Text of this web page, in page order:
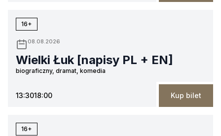
16+
08.08.2026
Wielki Łuk [napisy PL + EN]
biograficzny, dramat, komedia
13:3018:00 Kup bilet
16+